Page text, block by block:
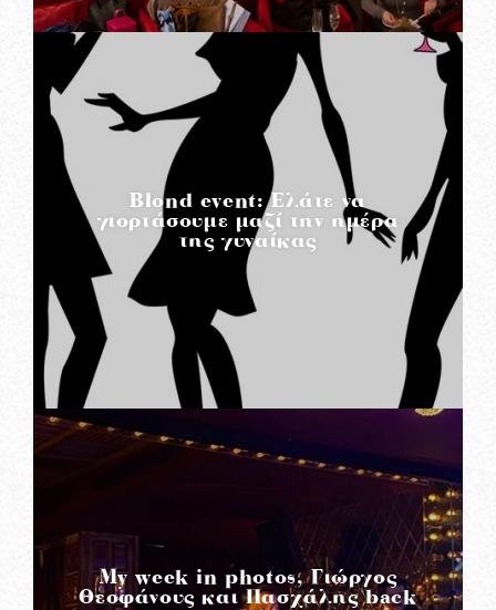
READ MORE
Blond event: Ελάτε να
γιορτάσουμε μαζί την ημέρα
της γυναίκας
My week in photos, Γιώργος
Θεοφάνους και Πασχάλης back